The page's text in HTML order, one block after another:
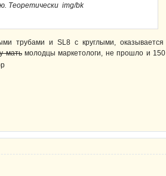
Теоретически img/bk
трубами и SL8 с круглыми, оказывается
матьмолодцы маркетологи, не прошло и 150